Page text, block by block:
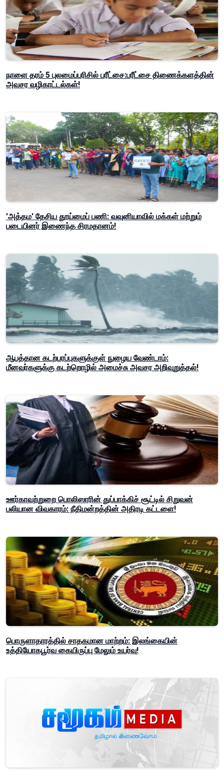
நாளை தரம் 5 புலமைப்பரிசில் பரீட்சை:பரீட்சை திணைக்களத்தின்
அவசர வழிகாட்டல்கள்!
'அத்தம' தேசிய தூய்மைப் பணி: வவுனியாவில் மக்கள் மற்றும்
படையினர் இணைந்த சிரமதானம்!
ஆபத்தான கடற்பரப்புகளுக்குள் நுழைய வேண்டாம்:
மீனவர்களுக்கு கடற்றொழில் அமைச்சு அவசர அறிவுறுத்தல்!
ஊர்காவற்றுறை பொலிஸாரின் துப்பாக்கிச் சூட்டில் சிறுவன்
பலியான விவகாரம்: நீதிமன்றத்தின் அதிரடி கட்டளை!
பொருளாதாரத்தில் சாதகமான மாற்றம்: இலங்கையின்
உத்தியோகபூர்வ கையிருப்பு மேலும் உயர்வு!